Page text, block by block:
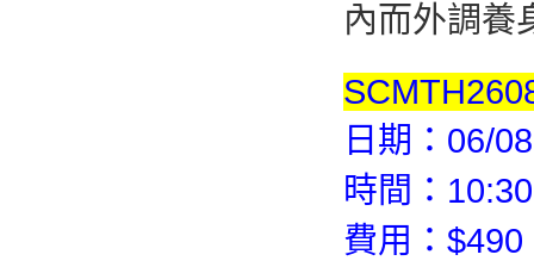
內而外調養
日期：06/
時間：
費用：